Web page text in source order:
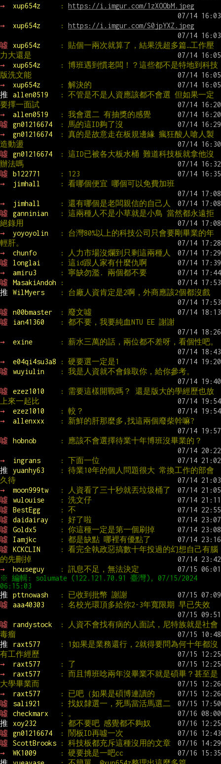
→ xup654z : https://i.imgur.com/1zXOObM.jpeg
→ xup654z : https://i.imgur.com/S0jpYXZ.jpeg
噓 xup654z
: 貼個一兩次就算了，結果洗超多篇…工作壓
力大還是
→
xup654z
: 博班遇到慣老闆！？這些都不是特地到科技
版洗文能
→
xup654z
: 解決的
推
allen0519
: 不管是不是人資應該都不會選 但如果一定
要擇一面試
→
allen0519
: 我會選二 有抽獎的感覺
噓
gn01216674
: 馬的這ID夠了沒
→
gn01216674
: 真的是故意走在板規邊緣 瘋狂酸人嗆人製
造動盪
噓
gn01216674
: 這ID已被各大板水桶 難道科技板就拿他沒
辦法嗎
噓
b122771
: 123
→
jimhall : 看哪個便宜 哪個可以免費加班
→ jimhall
: 還有哪個是老闆親信的自己人
噓
ganninian
: 這兩種人不是小草就是小鳥 當然都永遠拒
絕錄用
→
yoyoyolin
: 台灣80%以上的科技公司只會要剛畢業的年
輕肝。
→
chunfo
: 人力市場沒爛到只剩這兩種人
噓
longlai
: 這id跟人家有什麼仇啊
→
amiru3
: 寧缺勿濫. 兩個都不要
噓
MasakiAndoh
:
推
WilMyers : 台廠人資肯定是2啊，外商應該2個都沒戲
噓 n00bmaster
: 廢文噓
噓
ian41360 : 都不要，我要純血NTU EE 謝謝
→ exine : 薪水三萬的話，兩位都不差呀，看個性吧。
→ e04qi4su3a8
: 硬要選一定是1
噓
wuyiulin : 我是人資就不會錄取你，給你參考。
噓 ezez1010
: 需要這樣開戰嗎？ 還是版大的學經歷也放
上來一起比
→
ezez1010
: 較？
→
allenxxx : 新鮮的肝那麼多,找這兩個廢柴幹嘛?
噓 hobnob : 應該不會選擇待業十年博班沒畢業的？
→ ingrans
: 下面一位
推
yuanhy63
: 待業10年的個人問題很大 常換工作的部會
久待
→
moon999tw
: 人資看了三十秒就丟垃圾桶了
噓
wulouise
: 洗文仔
噓
BestEgg
: 不
噓
daidairay
: 好了啦
噓
Goldx5
: 你這種一定是第一個刷掉
噓
Iamjkc
: 都是缺點 哪裡有優點了
噓
KCKCLIN
: 看完全執政惡搞數十年投過的幻想自己有腦
的先刪掉
→
houseguy
: 訊息不足，無法決定
※ 編輯: solumate (122.121.70.91 臺灣), 07/15/2024
推
pttnowash
: 已收到批幣 謝謝
噓
aaa40303 : 名校光環頂多給你2-3年寬限期 早已失效
噓 randystock
: 人資不會找有病的人面試，尼特族就是社會
毒瘤
推
raxt577
: 1如果是業務還行，2就得要問為何十年都沒
有工作經歷
→
raxt577
: 了
→
raxt577
: 而且博班唸兩年沒畢業不就是碩畢？甚至是
大學畢業而
→
raxt577
: 已吧（如果是碩博連讀的
噓
sali921
: 找奴隸選一，死馬當活馬選二
噓
checkmarx
: 。
推
xoy232
: 都不要吧 感覺都不夠奴
噓
gn01216674
: 鬧板ID再噓一次
噓
ScottBrooks
: 科技板都充斥這種沒用的文章
→
WK1009
: 硬要挑是一吧cc